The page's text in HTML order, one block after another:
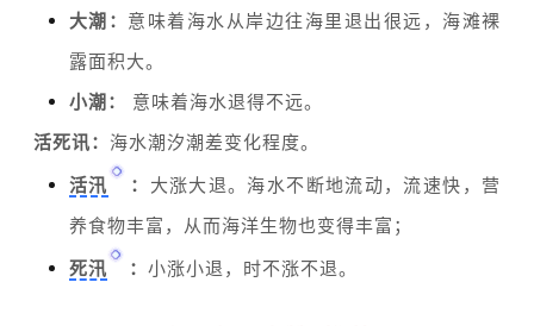
大潮： 意味着海水从岸边往海里退出很远，海滩裸
露面积大。
小潮：
意味着海水退得不远。
活死讯： 海水潮汐潮差变化程度。
活汛 ： 大涨大退。海水不断地流动，流速快，营
养食物丰富，从而海洋生物也变得丰富；
死汛 ： 小涨小退，时不涨不退。